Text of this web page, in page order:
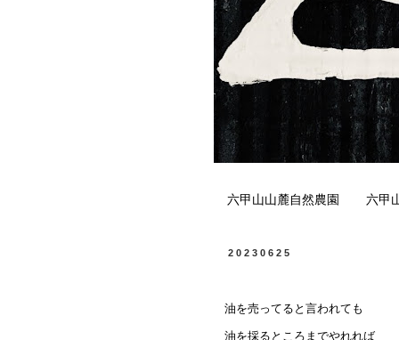
六甲山山麓自然農園 六甲
20230625
油を売ってると言われても
油を採るところまでやれれば